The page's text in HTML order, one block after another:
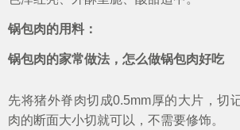
锅包肉的用料：
锅包肉的家常做法，怎么做锅包肉好吃
先将猪外脊肉切成0.5mm厚的大片，切
肉的断面大小切就可以，不需要修饰。